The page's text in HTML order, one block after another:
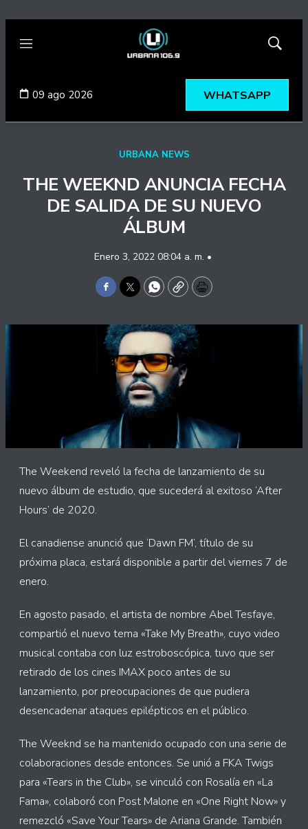
Menú
Mostrar
09 ago 2026 WHATSAPP
URBANA NEWS
THE WEEKND ANUNCIA FECHA
DE SALIDA DE SU NUEVO
ÁLBUM
Enero 3, 2022 08:04 a. m. •
Facebook
TwitterWhatsApp
CopyPrint
The Weekend reveló la fecha de lanzamiento de su
nuevo álbum de estudio, que sucederá al exitoso ‘After
Hours’ de 2020.
El canadiense anunció que ‘Dawn FM’, título de su
próxima placa, estará disponible a partir del viernes 7 de
enero.
En agosto pasado, el artista de nombre Abel Tesfaye,
compartió el nuevo tema «Take My Breath», cuyo video
musical contaba con luz estroboscópica, tuvo que ser
retirado de los cines IMAX poco antes de su
lanzamiento, por preocupaciones de que pudiera
desencadenar ataques epilépticos en el público.
The Weeknd se ha mantenido ocupado con una serie de
colaboraciones desde entonces. Se unió a FKA Twigs
para «Tears in the Club», se vinculó con Rosalía en «La
Fama», colaboró con Post Malone en «One Right Now» y
remezcló «Save Your Tears» de Ariana Grande. También